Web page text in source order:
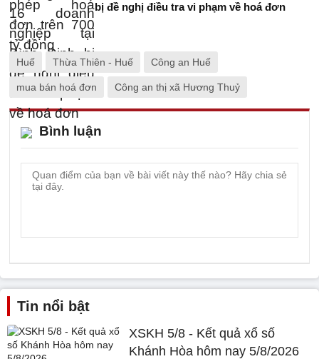
bị đề nghị điều tra vi phạm về hoá đơn
Huế Thừa Thiên - Huế Công an Huế
mua bán hoá đơn Công an thị xã Hương Thuỷ
Bình luận
Tin nổi bật
XSKH 5/8 - Kết quả xổ số
Khánh Hòa hôm nay 5/8/2026